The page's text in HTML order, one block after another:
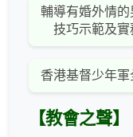
輔導有婚外情的
技巧示範及實
香港基督少年軍
【教會之聲】